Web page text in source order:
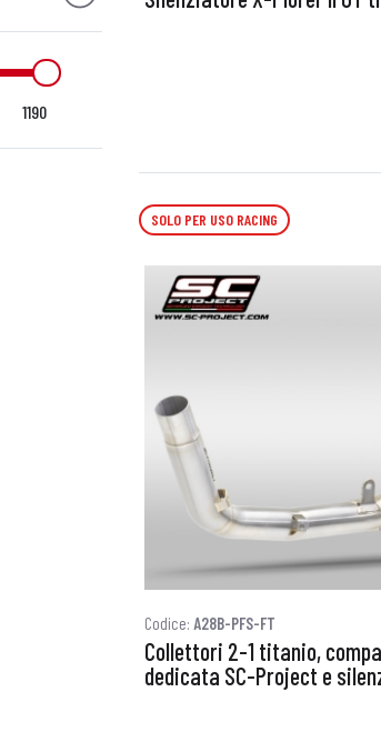
1190
SOLO PER USO RACING
Codice: A28B-PFS-FT
Collettori 2-1 titanio,
dedicata SC-Project e